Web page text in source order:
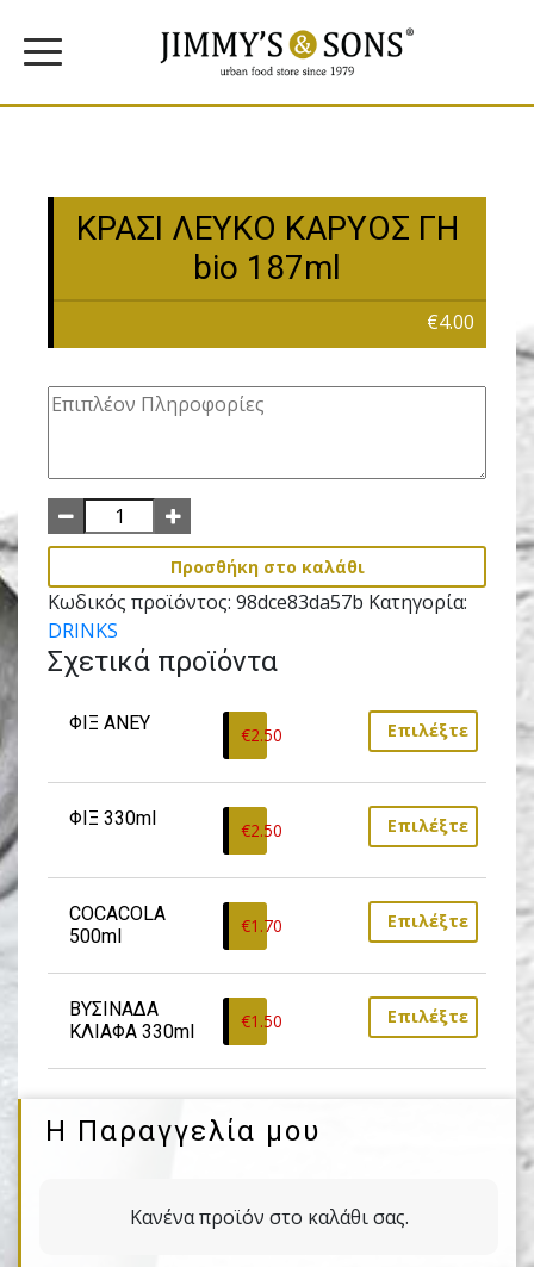
ΚΡΑΣΙ ΛΕΥΚΟ ΚΑΡΥΟΣ ΓΗ
bio 187ml
€4.00
Προσθήκη στο καλάθι
Κωδικός προϊόντος: 98dce83da57b Κατηγορία:
DRINKS
Σχετικά προϊόντα
ΦΙΞ ΑΝΕΥ
€2.50 Επιλέξτε
ΦΙΞ 330ml
€2.50 Επιλέξτε
COCACOLA
500ml
€1.70 Επιλέξτε
ΒΥΣΙΝΑΔΑ
ΚΛΙΑΦΑ 330ml
€1.50 Επιλέξτε
Η Παραγγελία μου
Κανένα προϊόν στο καλάθι σας.